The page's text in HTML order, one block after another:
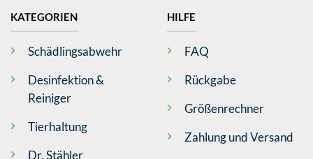
KATEGORIEN
Schädlingsabwehr
Desinfektion &
Reiniger
Tierhaltung
Dr. Stähler
HILFE
FAQ
Rückgabe
Größenrechner
Zahlung und Versand